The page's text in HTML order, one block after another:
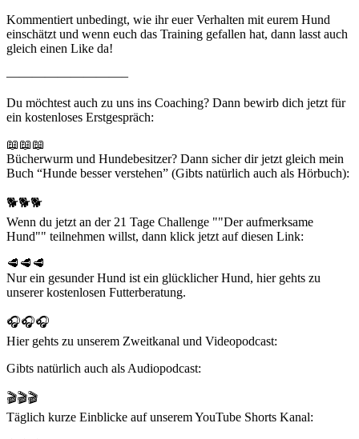
Kommentiert unbedingt, wie ihr euer Verhalten mit eurem Hund
einschätzt und wenn euch das Training gefallen hat, dann lasst auch
gleich einen Like da!
—————————–
Du möchtest auch zu uns ins Coaching? Dann bewirb dich jetzt für
ein kostenloses Erstgespräch:
📖📖📖
Bücherwurm und Hundebesitzer? Dann sicher dir jetzt gleich mein
Buch “Hunde besser verstehen” (Gibts natürlich auch als Hörbuch):
🐕🐕🐕
Wenn du jetzt an der 21 Tage Challenge ""Der aufmerksame
Hund"" teilnehmen willst, dann klick jetzt auf diesen Link:
🥩🥩🥩
Nur ein gesunder Hund ist ein glücklicher Hund, hier gehts zu
unserer kostenlosen Futterberatung.
🎧🎧🎧
Hier gehts zu unserem Zweitkanal und Videopodcast:
Gibts natürlich auch als Audiopodcast:
🎬🎬🎬
Täglich kurze Einblicke auf unserem YouTube Shorts Kanal: